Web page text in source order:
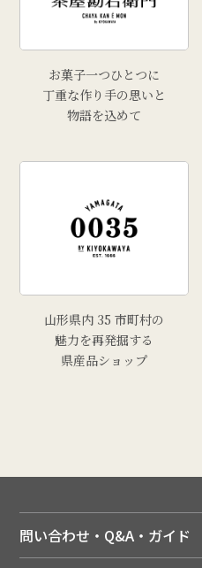
お菓子一つひとつに
丁重な作り手の思いと
物語を込めて
山形県内 35 市町村の
魅力を再発掘する
県産品ショップ
問い合わせ・Q&A・ガイド